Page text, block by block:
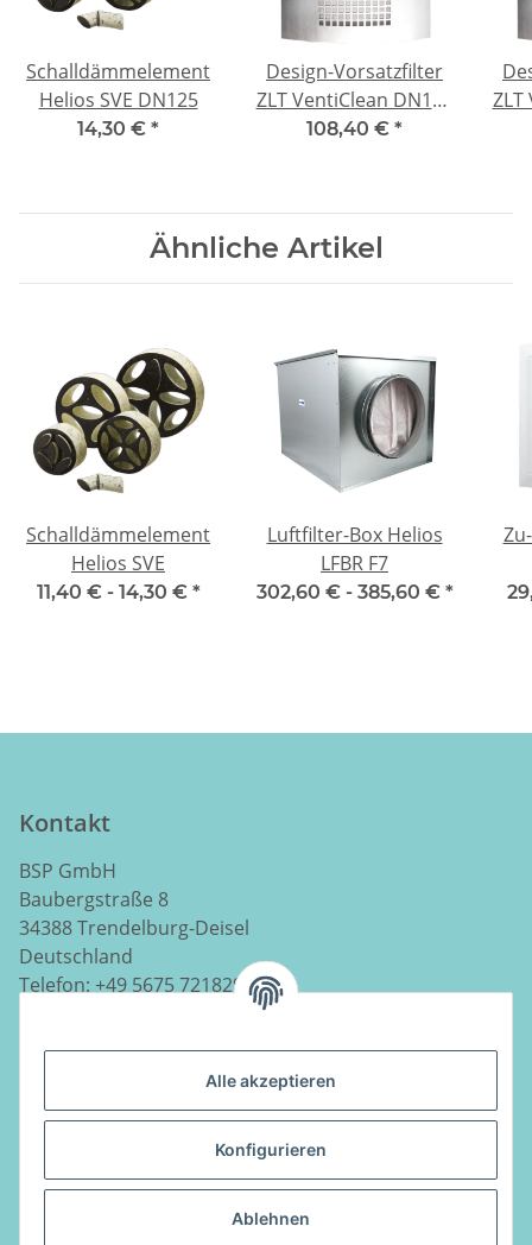
Alle akzeptieren
Konfigurieren
Ablehnen
Schalldämmelement
Helios SVE DN125
14,30 € *
Design-Vorsatzfilter
ZLT VentiClean DN125
Edelstahl
108,40 € *
ZLT
Ähnliche Artikel
Schalldämmelement
Helios SVE
11,40 € - 14,30 € *
Luftfilter-Box Helios
LFBR F7
302,60 € - 385,60 € *
Kontakt
BSP GmbH
Baubergstraße 8
34388 Trendelburg-Deisel
Deutschland
Telefon: +49 5675 7218290
Informationen
Gesetzliche Informationen